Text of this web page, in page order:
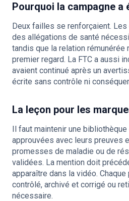
Pourquoi la campagne a
Deux failles se renforçaient.
des allégations de santé
tandis que la relation rémunérée
premier regard. La FTC a aussi
avaient continué après un
écrite sans contrôle ni
La leçon pour les
Il faut maintenir une
approuvées avec leurs preuves
promesses de maladie ou de
validées. La mention doit
apparaître dans la vidéo.
contrôlé, archivé et corrigé ou
nécessaire.